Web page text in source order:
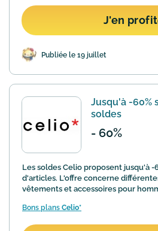
J'en
Publiée le 19 juillet
Jusqu'à -60%
soldes
- 60%
Les soldes Celio proposent jusqu'à -
d'articles. L'offre concerne
vêtements et accessoires pour
Bons plans Celio*